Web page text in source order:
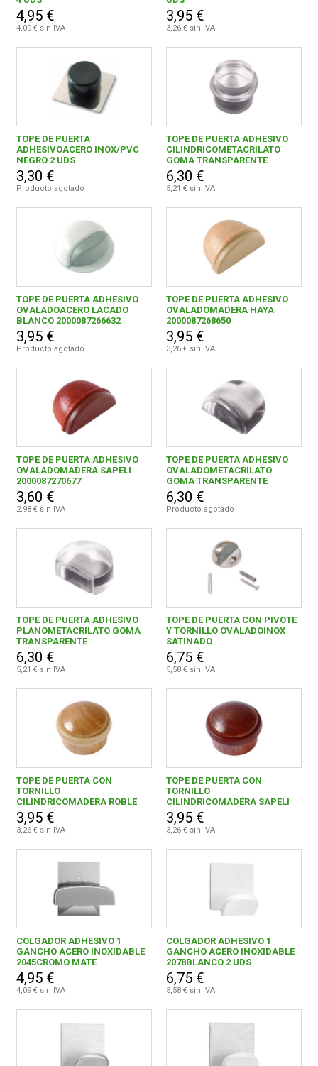
4,95 €
4,09 € sin IVA
3,95 €
3,26 € sin IVA
TOPE DE PUERTA
ADHESIVOACERO INOX/PVC
NEGRO 2 UDS
3,30 €
Producto agotado
TOPE DE PUERTA ADHESIVO
CILINDRICOMETACRILATO
GOMA TRANSPARENTE
6,30 €
5,21 € sin IVA
TOPE DE PUERTA ADHESIVO
OVALADOACERO LACADO
BLANCO 2000087266632
3,95 €
Producto agotado
TOPE DE PUERTA ADHESIVO
OVALADOMADERA HAYA
2000087268650
3,95 €
3,26 € sin IVA
TOPE DE PUERTA ADHESIVO
OVALADOMADERA SAPELI
2000087270677
3,60 €
2,98 € sin IVA
TOPE DE PUERTA ADHESIVO
OVALADOMETACRILATO
GOMA TRANSPARENTE
6,30 €
Producto agotado
TOPE DE PUERTA ADHESIVO
PLANOMETACRILATO GOMA
TRANSPARENTE
6,30 €
5,21 € sin IVA
TOPE DE PUERTA CON PIVOTE
Y TORNILLO OVALADOINOX
SATINADO
6,75 €
5,58 € sin IVA
TOPE DE PUERTA CON
TORNILLO
CILINDRICOMADERA ROBLE
3,95 €
3,26 € sin IVA
TOPE DE PUERTA CON
TORNILLO
CILINDRICOMADERA SAPELI
3,95 €
3,26 € sin IVA
COLGADOR ADHESIVO 1
GANCHO ACERO INOXIDABLE
2045CROMO MATE
4,95 €
4,09 € sin IVA
COLGADOR ADHESIVO 1
GANCHO ACERO INOXIDABLE
2078BLANCO 2 UDS
6,75 €
5,58 € sin IVA